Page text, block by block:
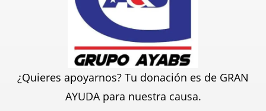
¿Quieres apoyarnos? Tu donación es de GRAN
AYUDA para nuestra causa.